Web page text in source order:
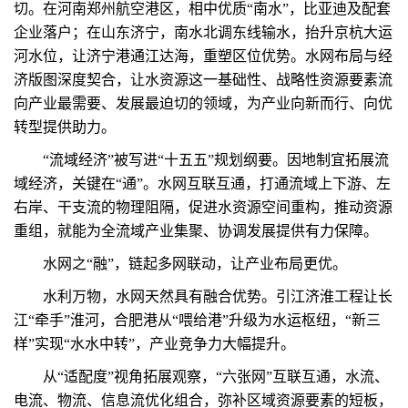
切。在河南郑州航空港区，相中优质“南水”，比亚迪及配套
企业落户；在山东济宁，南水北调东线输水，抬升京杭大运
河水位，让济宁港通江达海，重塑区位优势。水网布局与经
济版图深度契合，让水资源这一基础性、战略性资源要素流
向产业最需要、发展最迫切的领域，为产业向新而行、向优
转型提供助力。
“流域经济”被写进“十五五”规划纲要。因地制宜拓展流
域经济，关键在“通”。水网互联互通，打通流域上下游、左
右岸、干支流的物理阻隔，促进水资源空间重构，推动资源
重组，就能为全流域产业集聚、协调发展提供有力保障。
水网之“融”，链起多网联动，让产业布局更优。
水利万物，水网天然具有融合优势。引江济淮工程让长
江“牵手”淮河，合肥港从“喂给港”升级为水运枢纽，“新三
样”实现“水水中转”，产业竞争力大幅提升。
从“适配度”视角拓展观察，“六张网”互联互通，水流、
电流、物流、信息流优化组合，弥补区域资源要素的短板，